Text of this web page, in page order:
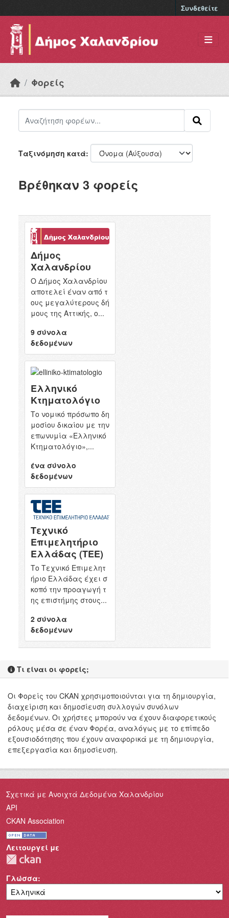
Συνδεθείτε
Φορείς
Τι είναι οι φορείς;
Οι Φορείς του CKAN χρησιμοποιούνται για τη δημιουργία,
διαχείριση και δημοσίευση συλλογών συνόλων
δεδομένων. Οι χρήστες μπορούν να έχουν διαφορετικούς
ρόλους μέσα σε έναν Φορέα, αναλόγως με το επίπεδο
εξουσιοδότησης που έχουν αναφορικά με τη δημιουργία,
επεξεργασία και δημοσίευση.
Ταξινόμηση κατά
Βρέθηκαν 3 φορείς
Δήμος
Χαλανδρίου
Ο Δήμος Χαλανδρίου
αποτελεί έναν από τ
ους μεγαλύτερους δή
μους της Αττικής, ο...
9 σύνολα
δεδομένων
Ελληνικό
Κτηματολόγιο
Το νομικό πρόσωπο δη
μοσίου δικαίου με την
επωνυμία «Ελληνικό
Κτηματολόγιο»,...
ένα σύνολο
δεδομένων
Τεχνικό
Επιμελητήριο
Ελλάδας (ΤΕΕ)
Το Τεχνικό Επιμελητ
ήριο Ελλάδας έχει σ
κοπό την προαγωγή τ
ης επιστήμης στους...
2 σύνολα
δεδομένων
Σχετικά με Ανοιχτά Δεδομένα Χαλανδρίου
API
CKAN Association
Λειτουργεί με
Γλώσσα